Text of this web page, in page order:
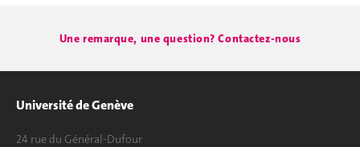
Une remarque, une question? Contactez-nous
Université de Genève
24 rue du Général-Dufour